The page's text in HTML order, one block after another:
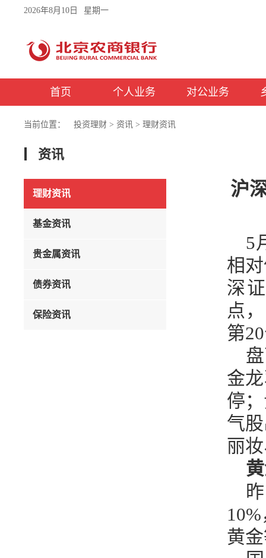
2026年8月10日 星期一
首页 个人业务 对公业务
当前位置： 投资理财 > 资讯 > 理财资讯
资讯
理财资讯
基金资讯
贵金属资讯
债券资讯
保险资讯
沪
5
相
深
点
第
金
停
气
丽
黄